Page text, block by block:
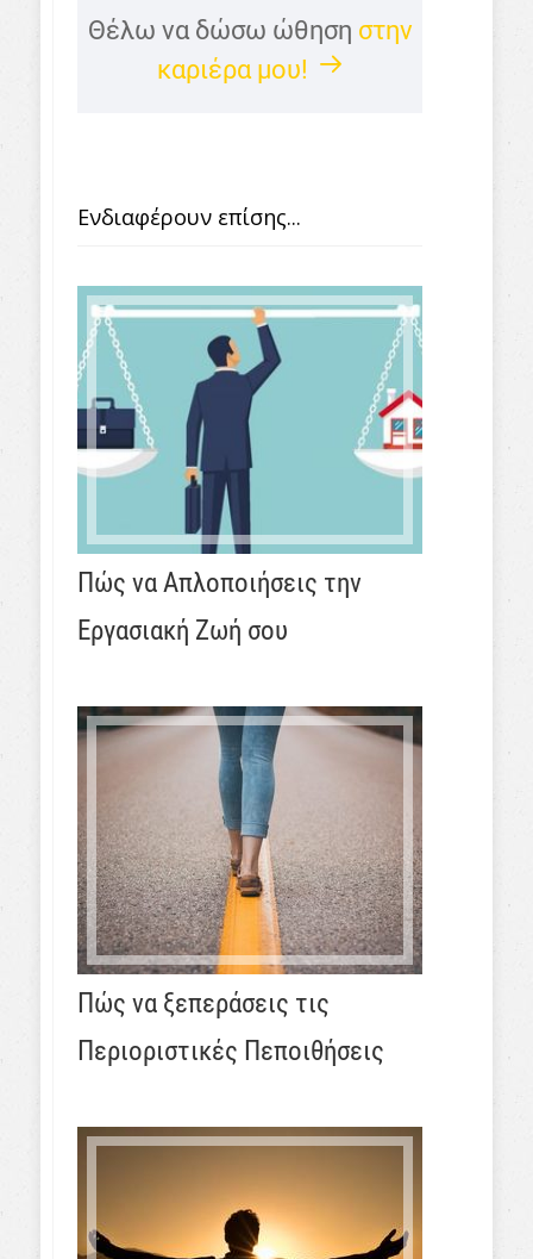
Θέλω να δώσω ώθηση στην
καριέρα μου!
Ενδιαφέρουν επίσης...
Πώς να Απλοποιήσεις την
Εργασιακή Ζωή σου
Πώς να ξεπεράσεις τις
Περιοριστικές Πεποιθήσεις